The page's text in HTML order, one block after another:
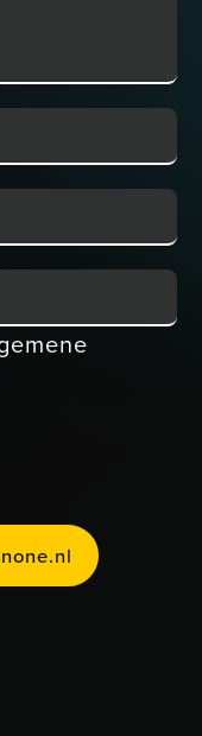
info@signone.nl
none.nl